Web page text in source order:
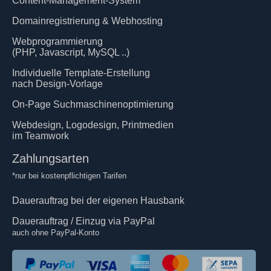
Domainregistrierung & Webhosting
Webprogrammierung
(PHP, Javascript, MySQL ..)
Individuelle Template-Erstellung
nach Design-Vorlage
On-Page Suchmaschinenoptimierung
Webdesign, Logodesign, Printmedien
im Teamwork
Zahlungsarten
*nur bei kostenpflichtigen Tarifen
Dauerauftrag bei der eigenen Hausbank
Dauerauftrag / Einzug via PayPal
auch ohne PayPal-Konto